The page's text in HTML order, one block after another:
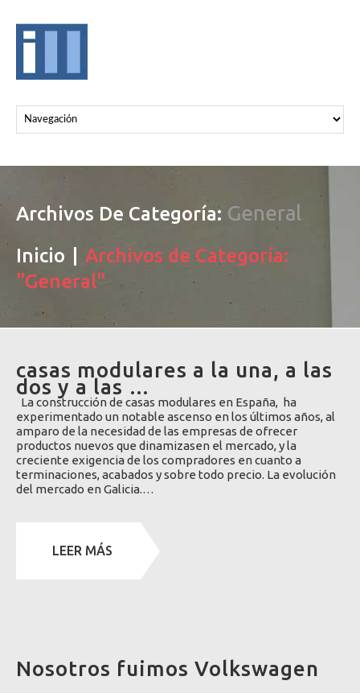
Archivos De Categoría: General
Inicio
Archivos de Categoría:
"General"
casas modulares a la una, a las
dos y a las …
La construcción de casas modulares en España, ha
experimentado un notable ascenso en los últimos años, al
amparo de la necesidad de las empresas de ofrecer
productos nuevos que dinamizasen el mercado, y la
creciente exigencia de los compradores en cuanto a
terminaciones, acabados y sobre todo precio. La evolución
del mercado en Galicia.…
LEER MÁS
Nosotros fuimos Volkswagen